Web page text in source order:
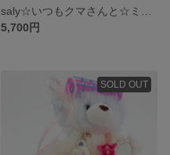
5,700円
SOLD OUT